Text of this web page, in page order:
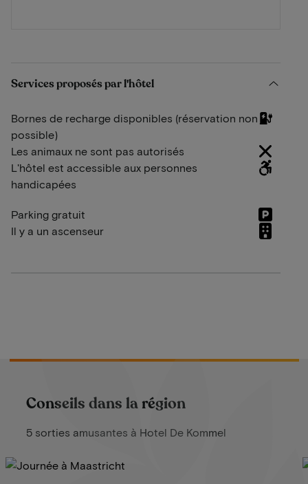
Services proposés par l'hôtel
Bornes de recharge disponibles (réservation non
possible)
Les animaux ne sont pas autorisés
L'hôtel est accessible aux personnes
handicapées
Parking gratuit
Il y a un ascenseur
Conseils dans la région
5 sorties amusantes à Hotel De Kommel